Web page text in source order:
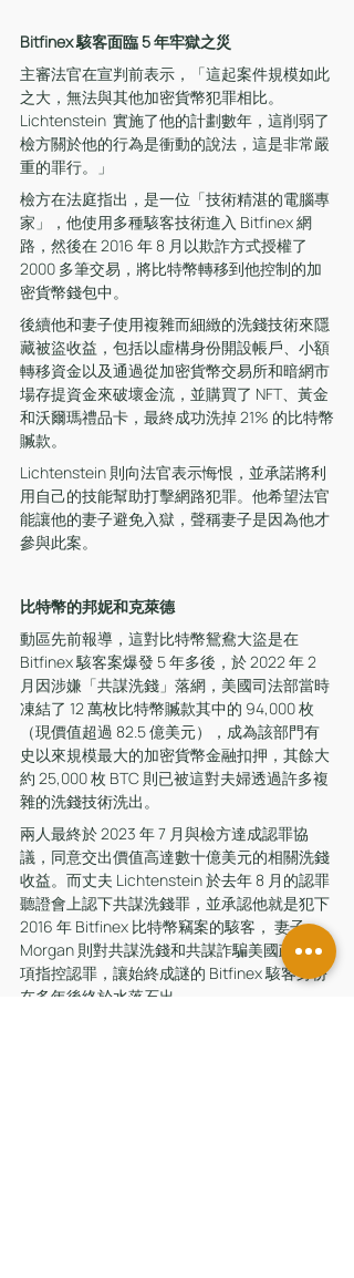
Bitfinex 駭客面臨 5 年牢獄之災
主審法官在宣判前表示，「這起案件規模如此
之大，無法與其他加密貨幣犯罪相比。
Lichtenstein  實施了他的計劃數年，這削弱了
檢方關於他的行為是衝動的說法，這是非常嚴
重的罪行。」
檢方在法庭指出，是一位「技術精湛的電腦專
家」，他使用多種駭客技術進入 Bitfinex 網
路，然後在 2016 年 8 月以欺詐方式授權了
2000 多筆交易，將比特幣轉移到他控制的加
密貨幣錢包中。
後續他和妻子使用複雜而細緻的洗錢技術來隱
藏被盜收益，包括以虛構身份開設帳戶、小額
轉移資金以及通過從加密貨幣交易所和暗網市
場存提資金來破壞金流，並購買了 NFT、黃金
和沃爾瑪禮品卡，最終成功洗掉 21% 的比特幣
贓款。
Lichtenstein 則向法官表示悔恨，並承諾將利
用自己的技能幫助打擊網路犯罪。他希望法官
能讓他的妻子避免入獄，聲稱妻子是因為他才
參與此案。
比特幣的邦妮和克萊德
動區先前報導，這對比特幣鴛鴦大盜是在
Bitfinex 駭客案爆發 5 年多後，於 2022 年 2
月因涉嫌「共謀洗錢」落網，美國司法部當時
凍結了 12 萬枚比特幣贓款其中的 94,000 枚
（現價值超過 82.5 億美元），成為該部門有
史以來規模最大的加密貨幣金融扣押，其餘大
約 25,000 枚 BTC 則已被這對夫婦透過許多複
雜的洗錢技術洗出。
兩人最終於 2023 年 7 月與檢方達成認罪協
議，同意交出價值高達數十億美元的相關洗錢
收益。而丈夫 Lichtenstein 於去年 8 月的認罪
聽證會上認下共謀洗錢罪，並承認他就是犯下
2016 年 Bitfinex 比特幣竊案的駭客， 妻子
Morgan 則對共謀洗錢和共謀詐騙美國政府兩
項指控認罪，讓始終成謎的 Bitfinex 駭客身份
在多年後終於水落石出。